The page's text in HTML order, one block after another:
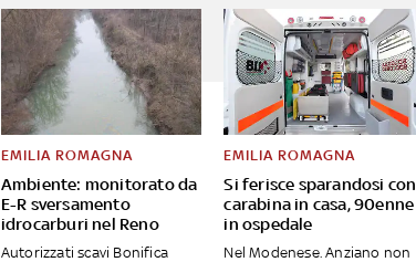
Ambiente: monitorato da
E-R sversamento
idrocarburi nel Reno
EMILIA ROMAGNA
Autorizzati scavi Bonifica
Si ferisce sparandosi con
carabina in casa, 90enne
in ospedale
EMILIA ROMAGNA
Nel Modenese. Anziano non